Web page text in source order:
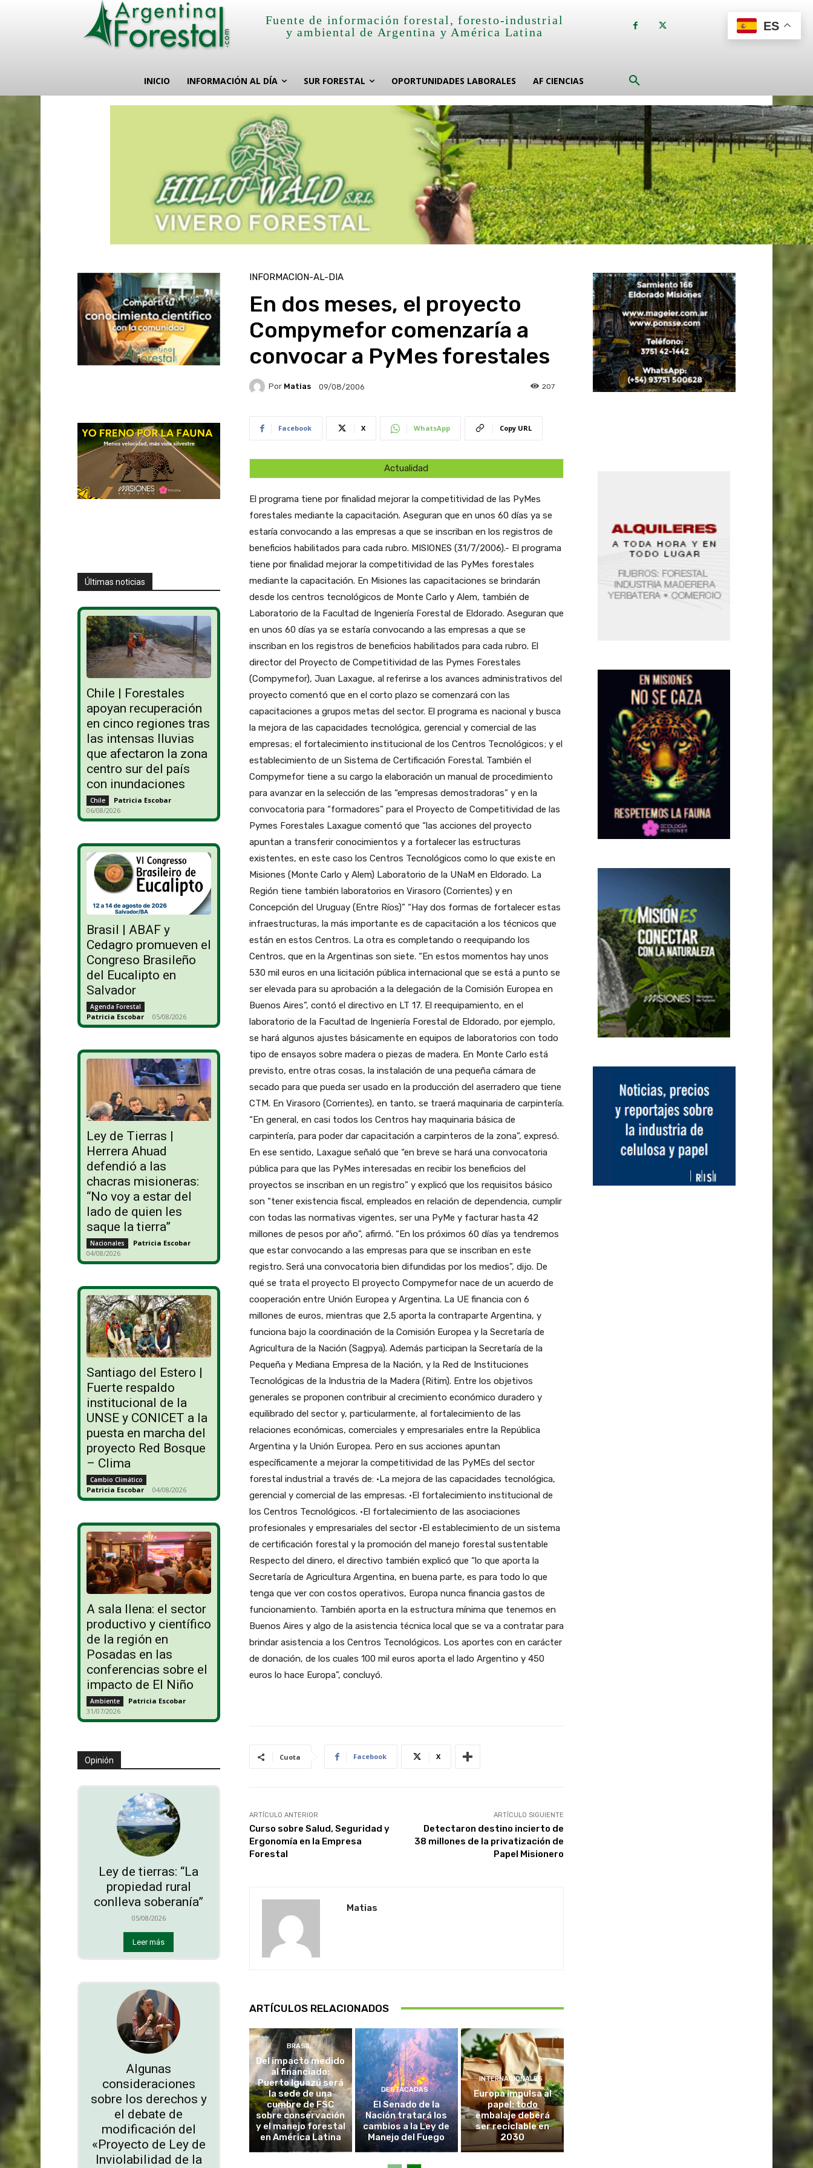
Fuente de información forestal, foresto-industrial
y ambiental de Argentina y América Latina
INICIO INFORMACIÓN AL DÍA SUR FORESTAL OPORTUNIDADES LABORALES AF CIENCIAS
Últimas noticias
Chile | Forestales
apoyan recuperación
en cinco regiones tras
las intensas lluvias
que afectaron la zona
centro sur del país
con inundaciones
Chile Patricia Escobar -
06/08/2026
Brasil | ABAF y
Cedagro promueven el
Congreso Brasileño
del Eucalipto en
Salvador
Agenda Forestal
Patricia Escobar - 05/08/2026
Ley de Tierras |
Herrera Ahuad
defendió a las
chacras misioneras:
“No voy a estar del
lado de quien les
saque la tierra”
Nacionales Patricia Escobar -
04/08/2026
Santiago del Estero |
Fuerte respaldo
institucional de la
UNSE y CONICET a la
puesta en marcha del
proyecto Red Bosque
– Clima
Cambio Climático
Patricia Escobar - 04/08/2026
A sala llena: el sector
productivo y científico
de la región en
Posadas en las
conferencias sobre el
impacto de El Niño
Ambiente Patricia Escobar -
31/07/2026
Opinión
Ley de tierras: “La
propiedad rural
conlleva soberanía”
05/08/2026
Leer más
Algunas
consideraciones
sobre los derechos y
el debate de
modificación del
«Proyecto de Ley de
Inviolabilidad de la
INFORMACION-AL-DIA
En dos meses, el proyecto
Compymefor comenzaría a
convocar a PyMes forestales
Por Matias 09/08/2006 207
Facebook X WhatsApp Copy URL
Actualidad
El programa tiene por finalidad mejorar la competitividad de las PyMes
forestales mediante la capacitación. Aseguran que en unos 60 días ya se
estaría convocando a las empresas a que se inscriban en los registros de
beneficios habilitados para cada rubro. MISIONES (31/7/2006).- El programa
tiene por finalidad mejorar la competitividad de las PyMes forestales
mediante la capacitación. En Misiones las capacitaciones se brindarán
desde los centros tecnológicos de Monte Carlo y Alem, también de
Laboratorio de la Facultad de Ingeniería Forestal de Eldorado. Aseguran que
en unos 60 días ya se estaría convocando a las empresas a que se
inscriban en los registros de beneficios habilitados para cada rubro. El
director del Proyecto de Competitividad de las Pymes Forestales
(Compymefor), Juan Laxague, al referirse a los avances administrativos del
proyecto comentó que en el corto plazo se comenzará con las
capacitaciones a grupos metas del sector. El programa es nacional y busca
la mejora de las capacidades tecnológica, gerencial y comercial de las
empresas; el fortalecimiento institucional de los Centros Tecnológicos; y el
establecimiento de un Sistema de Certificación Forestal. También el
Compymefor tiene a su cargo la elaboración un manual de procedimiento
para avanzar en la selección de las “empresas demostradoras” y en la
convocatoria para “formadores” para el Proyecto de Competitividad de las
Pymes Forestales Laxague comentó que “las acciones del proyecto
apuntan a transferir conocimientos y a fortalecer las estructuras
existentes, en este caso los Centros Tecnológicos como lo que existe en
Misiones (Monte Carlo y Alem) Laboratorio de la UNaM en Eldorado. La
Región tiene también laboratorios en Virasoro (Corrientes) y en
Concepción del Uruguay (Entre Ríos)” “Hay dos formas de fortalecer estas
infraestructuras, la más importante es de capacitación a los técnicos que
están en estos Centros. La otra es completando o reequipando los
Centros, que en la Argentinas son siete. “En estos momentos hay unos
530 mil euros en una licitación pública internacional que se está a punto se
ser elevada para su aprobación a la delegación de la Comisión Europea en
Buenos Aires”, contó el directivo en LT 17. El reequipamiento, en el
laboratorio de la Facultad de Ingeniería Forestal de Eldorado, por ejemplo,
se hará algunos ajustes básicamente en equipos de laboratorios con todo
tipo de ensayos sobre madera o piezas de madera. En Monte Carlo está
previsto, entre otras cosas, la instalación de una pequeña cámara de
secado para que pueda ser usado en la producción del aserradero que tiene
CTM. En Virasoro (Corrientes), en tanto, se traerá maquinaria de carpintería.
“En general, en casi todos los Centros hay maquinaria básica de
carpintería, para poder dar capacitación a carpinteros de la zona”, expresó.
En ese sentido, Laxague señaló que “en breve se hará una convocatoria
pública para que las PyMes interesadas en recibir los beneficios del
proyectos se inscriban en un registro” y explicó que los requisitos básico
son “tener existencia fiscal, empleados en relación de dependencia, cumplir
con todas las normativas vigentes, ser una PyMe y facturar hasta 42
millones de pesos por año”, afirmó. “En los próximos 60 días ya tendremos
que estar convocando a las empresas para que se inscriban en este
registro. Será una convocatoria bien difundidas por los medios”, dijo. De
qué se trata el proyecto El proyecto Compymefor nace de un acuerdo de
cooperación entre Unión Europea y Argentina. La UE financia con 6
millones de euros, mientras que 2,5 aporta la contraparte Argentina, y
funciona bajo la coordinación de la Comisión Europea y la Secretaría de
Agricultura de la Nación (Sagpya). Además participan la Secretaría de la
Pequeña y Mediana Empresa de la Nación, y la Red de Instituciones
Tecnológicas de la Industria de la Madera (Ritim). Entre los objetivos
generales se proponen contribuir al crecimiento económico duradero y
equilibrado del sector y, particularmente, al fortalecimiento de las
relaciones económicas, comerciales y empresariales entre la República
Argentina y la Unión Europea. Pero en sus acciones apuntan
específicamente a mejorar la competitividad de las PyMEs del sector
forestal industrial a través de: •La mejora de las capacidades tecnológica,
gerencial y comercial de las empresas. •El fortalecimiento institucional de
los Centros Tecnológicos. •El fortalecimiento de las asociaciones
profesionales y empresariales del sector •El establecimiento de un sistema
de certificación forestal y la promoción del manejo forestal sustentable
Respecto del dinero, el directivo también explicó que “lo que aporta la
Secretaría de Agricultura Argentina, en buena parte, es para todo lo que
tenga que ver con costos operativos, Europa nunca financia gastos de
funcionamiento. También aporta en la estructura mínima que tenemos en
Buenos Aires y algo de la asistencia técnica local que se va a contratar para
brindar asistencia a los Centros Tecnológicos. Los aportes con en carácter
de donación, de los cuales 100 mil euros aporta el lado Argentino y 450
euros lo hace Europa”, concluyó.
Cuota Facebook X
ARTÍCULO ANTERIOR
Curso sobre Salud, Seguridad y
Ergonomía en la Empresa
Forestal
ARTÍCULO SIGUIENTE
Detectaron destino incierto de
38 millones de la privatización de
Papel Misionero
Matias
ARTÍCULOS RELACIONADOS
BRASIL
Del impacto medido
al financiado:
Puerto Iguazú será
la sede de una
cumbre de FSC
sobre conservación
y el manejo forestal
en América Latina
DESTACADAS
El Senado de la
Nación tratará los
cambios a la Ley de
Manejo del Fuego
INTERNACIONALES
Europa impulsa al
papel: todo
embalaje deberá
ser reciclable en
2030
ES